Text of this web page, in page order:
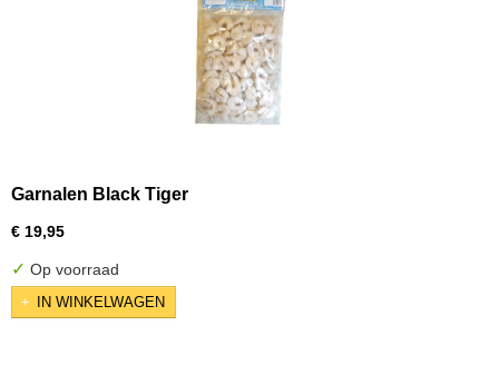
Garnalen Black Tiger
€ 19,95
✓ Op voorraad
IN WINKELWAGEN